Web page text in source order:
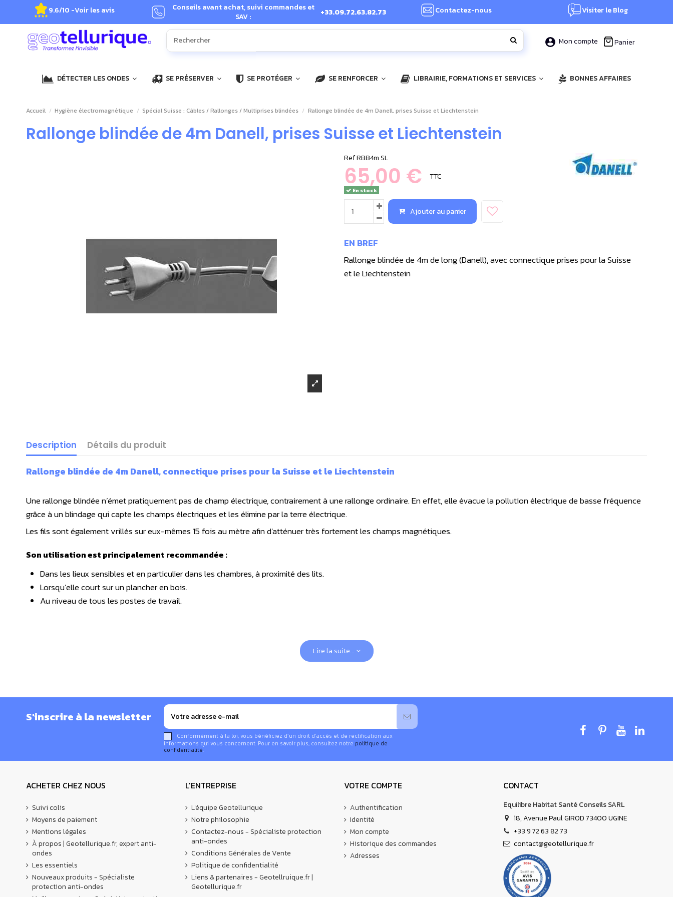
9.6/10 -Voir les avis
Conseils avant achat, suivi commandes et
SAV :
+33.09.72.63.82.73 Contactez-nous Visiter le Blog
Mon compte Panier
DÉTECTER LES ONDES SE PRÉSERVER SE PROTÉGER SE RENFORCER LIBRAIRIE, FORMATIONS ET SERVICES BONNES AFFAIRES
Accueil Hygiène électromagnétique Spécial Suisse : Câbles / Rallonges / Multiprises blindées Rallonge blindée de 4m Danell, prises Suisse et Liechtenstein
Rallonge blindée de 4m Danell, prises Suisse et Liechtenstein
RefRBB4m SL
65,00 € TTC
En stock
Ajouter au panier
EN BREF
Rallonge blindée de 4m de long (Danell), avec connectique prises pour la Suisse
et le Liechtenstein
Description Détails du produit
Rallonge blindée de 4m Danell, connectique prises pour la Suisse et le Liechtenstein
Une rallonge blindéen’émet pratiquement pas de champ électrique, contrairement à une rallonge ordinaire. En effet, elle évacue la pollution électrique de basse fréquence
grâce à un blindage qui capte les champs électriques et les élimine par la terre électrique.
Les fils sont également vrillés sur eux-mêmes 15 fois au mètre afin d'atténuer très fortement les champs magnétiques.
Son utilisation est principalement recommandée :
Dans les lieux sensibles et en particulier dans les chambres, à proximité des lits.
Lorsqu’elle court sur un plancher en bois.
Au niveau de tous les postes de travail.
Couleur : Noir
Longueur : 4 mètres
Connectique : prises mâles et femelles 2P+T Suisse (type J, norme SEVV 1011:2009 Type 12)
Puissance 3500 W max. / 16 A max
Tension d'utilisation 3500 W max / 16 A Max
La vérification et l'efficacité du blindage ont été mesurées d'après les normes TCO´99, Band I (MPR II, DIN prEN 50279).
Fabriqué en Allemagne par Danell.
Lire la suite...
S'inscrire à la newsletter
Conformément à la loi, vous bénéficiez d’un droit d’accès et de rectification aux
informations qui vous concernent. Pour en savoir plus, consultez notre politique de
confidentialité.
ACHETER CHEZ NOUS
Suivi colis
Moyens de paiement
Mentions légales
À propos | Geotellurique.fr, expert anti-
ondes
Les essentiels
Nouveaux produits - Spécialiste
protection anti-ondes
L'ENTREPRISE
L'équipe Geotellurique
Notre philosophie
Contactez-nous - Spécialiste protection
anti-ondes
Conditions Générales de Vente
Politique de confidentialité
Liens & partenaires - Geotellruique.fr |
Geotellurique.fr
VOTRE COMPTE
Authentification
Identité
Mon compte
Historique des commandes
Adresses
CONTACT
Equilibre Habitat Santé Conseils SARL
18, Avenue Paul GIROD 73400 UGINE
+33 9 72 63 82 73
contact@geotellurique.fr